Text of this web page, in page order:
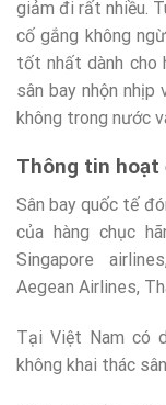
giảm đi rất nhiều.
cố gắng không
tốt nhất dành cho
sân bay nhộn nhịp
không trong nước
Thông tin hoạt
Sân bay quốc tế
của hàng chục
Singapore
Aegean Airlines,
Tại Việt Nam có
không khai thác